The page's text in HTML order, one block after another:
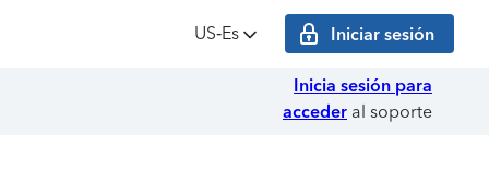
US‑Es Iniciar sesión
Inicia sesión para
acceder al soporte